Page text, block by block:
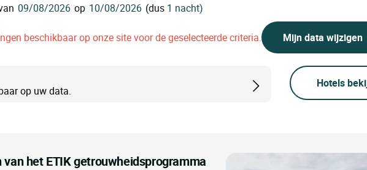
op (dus 1 nacht)
beschikbaar op onze site voor de geselecteerde criteria. Mijn data wijzigen
op uw data.
Hotels
het ETIK getrouwheidsprogramma